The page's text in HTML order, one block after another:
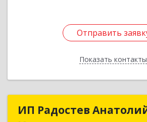
Отправить
Показать контакты
Отправить
Назад
ИП Радостев
ИП